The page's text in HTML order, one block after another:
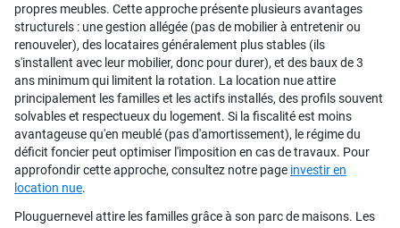
propres meubles. Cette approche présente plusieurs avantages
structurels : une gestion allégée (pas de mobilier à entretenir ou
renouveler), des locataires généralement plus stables (ils
s'installent avec leur mobilier, donc pour durer), et des baux de 3
ans minimum qui limitent la rotation. La location nue attire
principalement les familles et les actifs installés, des profils souvent
solvables et respectueux du logement. Si la fiscalité est moins
avantageuse qu'en meublé (pas d'amortissement), le régime du
déficit foncier peut optimiser l'imposition en cas de travaux. Pour
approfondir cette approche, consultez notre page investir en
location nue.
Plouguernevel attire les familles grâce à son parc de maisons. Les